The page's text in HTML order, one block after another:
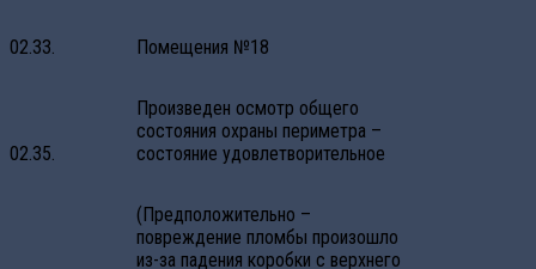
02.33. Помещения №18
02.35.
Произведен осмотр общего
состояния охраны периметра –
состояние удовлетворительное
(Предположительно –
повреждение пломбы произошло
из-за падения коробки с верхнего